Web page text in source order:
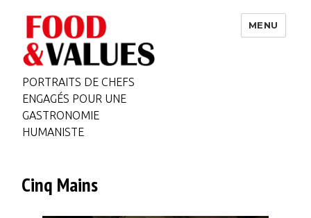
PORTRAITS DE CHEFS
ENGAGÉS POUR UNE
GASTRONOMIE
HUMANISTE
MENU
Cinq Mains